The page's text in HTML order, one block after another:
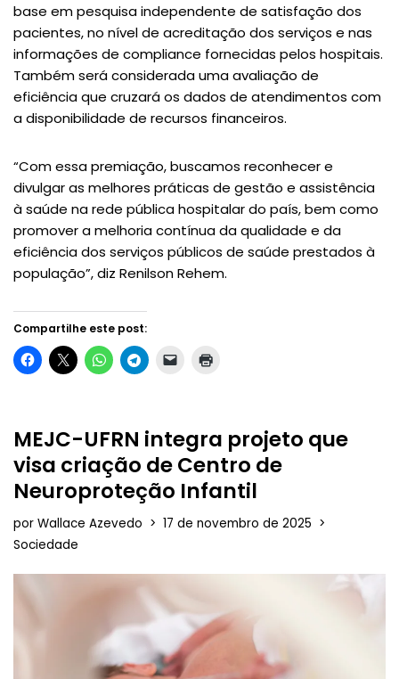
base em pesquisa independente de satisfação dos
pacientes, no nível de acreditação dos serviços e nas
informações de compliance fornecidas pelos hospitais.
Também será considerada uma avaliação de
eficiência que cruzará os dados de atendimentos com
a disponibilidade de recursos financeiros.
“Com essa premiação, buscamos reconhecer e
divulgar as melhores práticas de gestão e assistência
à saúde na rede pública hospitalar do país, bem como
promover a melhoria contínua da qualidade e da
eficiência dos serviços públicos de saúde prestados à
população”, diz Renilson Rehem.
Compartilhe este post:
MEJC-UFRN integra projeto que
visa criação de Centro de
Neuroproteção Infantil
por Wallace Azevedo
17 de novembro de 2025
Sociedade